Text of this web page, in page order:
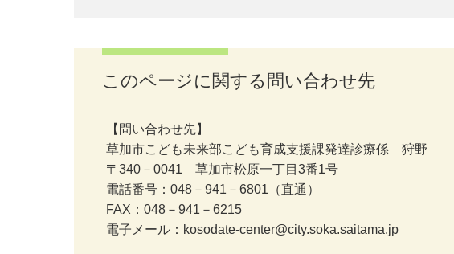
このページに関する問い合わせ先
【問い合わせ先】
草加市こども未来部こども育成支援課発達診療係 狩野
〒340－0041 草加市松原一丁目3番1号
電話番号：048－941－6801（直通）
FAX：048－941－6215
電子メール：kosodate-center@city.soka.saitama.jp